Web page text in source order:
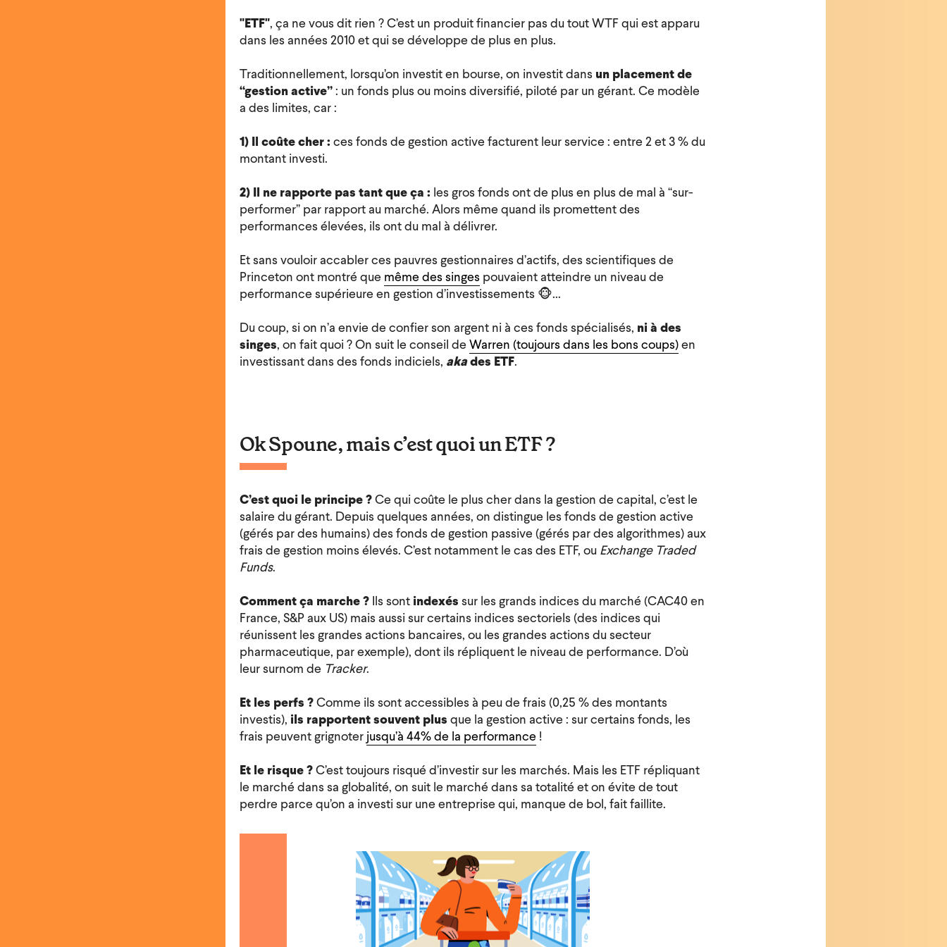
"ETF", ça ne vous dit rien ? C’est un produit financier pas du tout WTF qui est apparu
dans les années 2010 et qui se développe de plus en plus.
Traditionnellement, lorsqu’on investit en bourse, on investit dans un placement de
“gestion active”: un fonds plus ou moins diversifié, piloté par un gérant. Ce modèle
a des limites, car :
1) Il coûte cher : ces fonds de gestion active facturent leur service : entre 2 et 3 % du
montant investi.
2) Il ne rapporte pas tant que ça : les gros fonds ont de plus en plus de mal à “sur-
performer” par rapport au marché. Alors même quand ils promettent des
performances élevées, ils ont du mal à délivrer.
Et sans vouloir accabler ces pauvres gestionnaires d’actifs, des scientifiques de
Princeton ont montré que même des singespouvaient atteindre un niveau de
performance supérieure en gestion d’investissements 🐵...
Du coup, si on n’a envie de confier son argent ni à ces fonds spécialisés, ni à des
singes, on fait quoi ? On suit le conseil de Warren (toujours dans les bons coups)en
investissant dans des fonds indiciels, akades ETF.
Ok Spoune, mais c’est quoi un ETF ?
C’est quoi le principe ?Ce qui coûte le plus cher dans la gestion de capital, c’est le
salaire du gérant. Depuis quelques années, on distingue les fonds de gestion active
(gérés par des humains) des fonds de gestion passive (gérés par des algorithmes) aux
frais de gestion moins élevés. C’est notamment le cas des ETF, ou Exchange Traded
Funds.
Comment ça marche ?Ils sont indexés sur les grands indices du marché (CAC40 en
France, S&P aux US) mais aussi sur certains indices sectoriels (des indices qui
réunissent les grandes actions bancaires, ou les grandes actions du secteur
pharmaceutique, par exemple), dont ils répliquent le niveau de performance. D’où
leur surnom de Tracker.
Et les perfs ?Comme ils sont accessibles à peu de frais (0,25 % des montants
investis), ils rapportent souvent plus que la gestion active : sur certains fonds, les
frais peuvent grignoter jusqu’à 44% de la performance!
Et le risque ?C’est toujours risqué d’investir sur les marchés. Mais les ETF répliquant
le marché dans sa globalité, on suit le marché dans sa totalité et on évite de tout
perdre parce qu’on a investi sur une entreprise qui, manque de bol, fait faillite.